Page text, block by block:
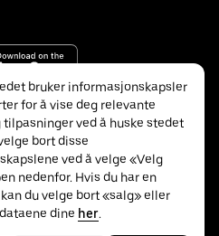
bruker informasjonskapsler
for å vise deg relevante
tilpasninger ved å huske stedet
bort disse
ved å velge «Velg
nedenfor. Hvis du har en
du velge bort «salg» eller
dine her.